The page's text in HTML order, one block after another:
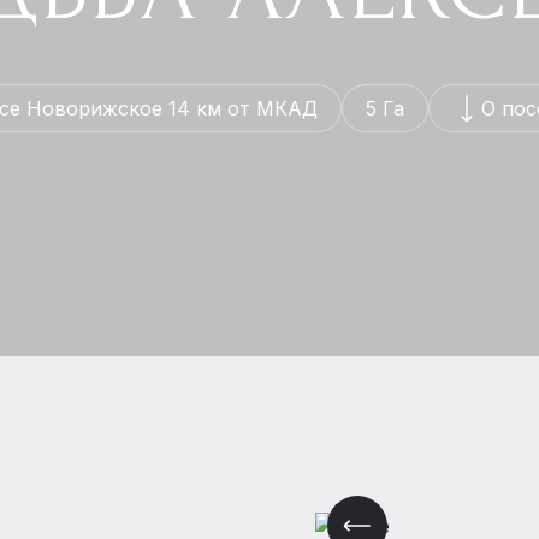
Новорижское 14 км от МКАД 5 Га О